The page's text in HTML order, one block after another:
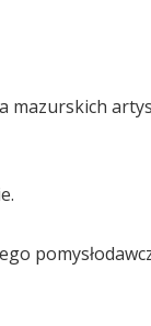
mazurskich